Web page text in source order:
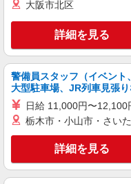
大阪市北区
詳細を見る
警備員スタッフ（イベント
大型駐車場、JR列車見張り
日給 11,000円〜12,100
栃木市・小山市・さい
詳細を見る